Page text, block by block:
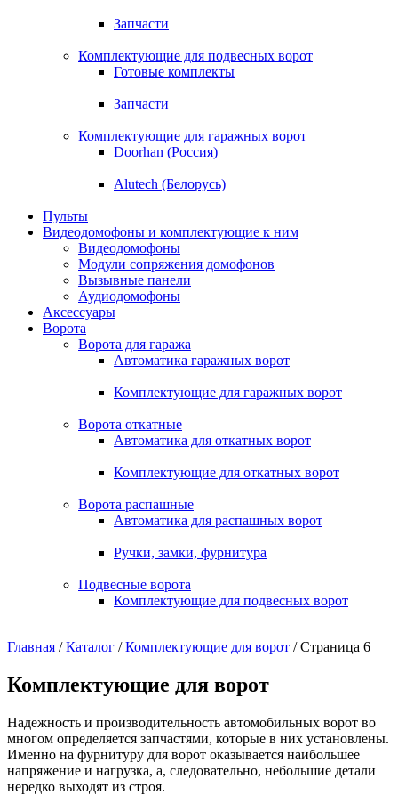
Запчасти
Комплектующие для подвесных ворот
Готовые комплекты
Запчасти
Комплектующие для гаражных ворот
Doorhan (Россия)
Alutech (Белорусь)
Пульты
Видеодомофоны и комплектующие к ним
Видеодомофоны
Модули сопряжения домофонов
Вызывные панели
Аудиодомофоны
Аксессуары
Ворота
Ворота для гаража
Автоматика гаражных ворот
Комплектующие для гаражных ворот
Ворота откатные
Автоматика для откатных ворот
Комплектующие для откатных ворот
Ворота распашные
Автоматика для распашных ворот
Ручки, замки, фурнитура
Подвесные ворота
Комплектующие для подвесных ворот
Главная /Каталог /Комплектующие для ворот / Страница 6
Комплектующие для ворот
Надежность и производительность автомобильных ворот во
многом определяется запчастями, которые в них установлены.
Именно на фурнитуру для ворот оказывается наибольшее
напряжение и нагрузка, а, следовательно, небольшие детали
нередко выходят из строя.